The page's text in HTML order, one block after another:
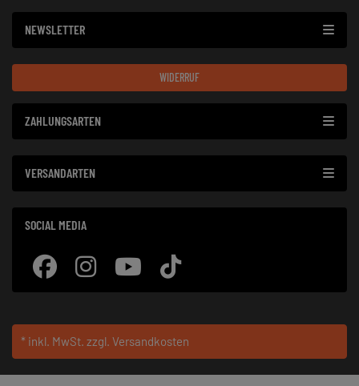
NEWSLETTER
WIDERRUF
ZAHLUNGSARTEN
VERSANDARTEN
SOCIAL MEDIA
* inkl. MwSt. zzgl. Versandkosten